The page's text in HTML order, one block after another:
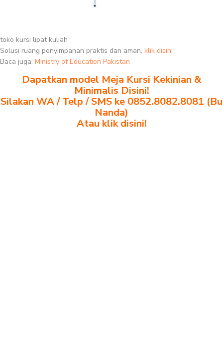
toko kursi lipat kuliah
Solusi ruang penyimpanan praktis dan aman, klik disini
Baca juga: Ministry of Education Pakistan
Dapatkan model Meja Kursi Kekinian &
Minimalis Disini!
Silakan WA / Telp / SMS ke 0852.8082.8081 (Bu
Nanda)
Atau klik disini!